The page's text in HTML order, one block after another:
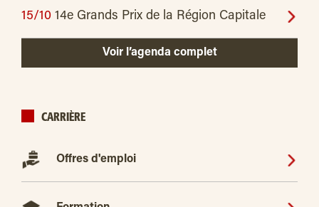
15/10 14e Grands Prix de la Région Capitale
Voir l’agenda complet
CARRIÈRE
Offres d'emploi